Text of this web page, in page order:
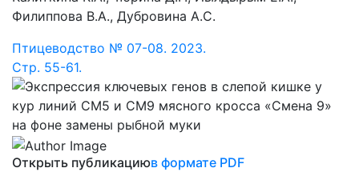
Филиппова В.А., Дубровина А.С.
Птицеводство № 07-08. 2023.
Стр. 55-61.
Открыть публикациюв формате PDF